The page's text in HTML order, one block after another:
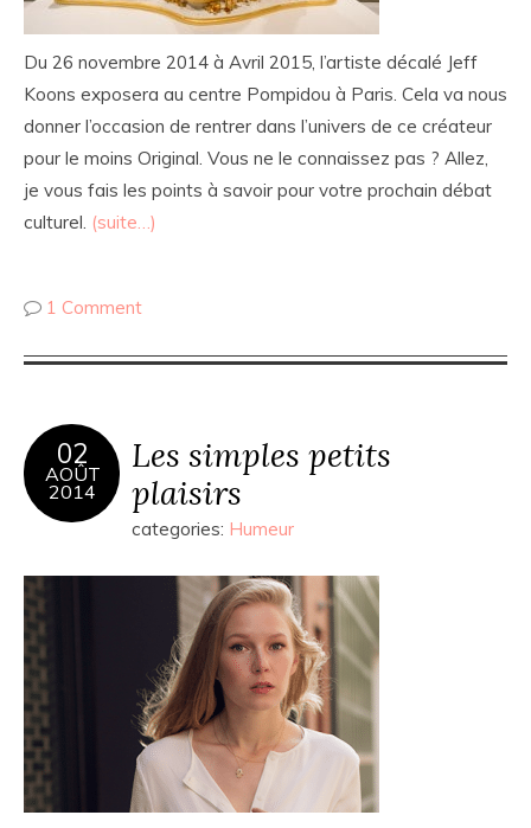
Du 26 novembre 2014 à Avril 2015, l’artiste décalé Jeff
Koons exposera au centre Pompidou à Paris. Cela va nous
donner l’occasion de rentrer dans l’univers de ce créateur
pour le moins Original. Vous ne le connaissez pas ? Allez,
je vous fais les points à savoir pour votre prochain débat
culturel. (suite…)
1 Comment
02
AOÛT
2014
Les simples petits
plaisirs
categories: Humeur